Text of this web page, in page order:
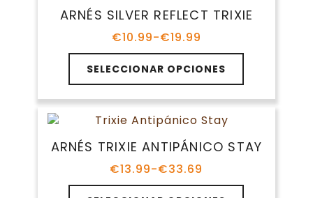
opciones
pueden
elegir
en
la
página
producto
ARNÉS SILVER REFLECT TRIXIE
€10.99-€19.99
Rango
de
precios:
desde
€10.99
hasta
€19.99
SELECCIONAR OPCIONES
Este
producto
tiene
múltiples
variantes.
Las
opciones
pueden
ARNÉS TRIXIE ANTIPÁNICO STAY
€13.99-€33.69
Rango
de
Este